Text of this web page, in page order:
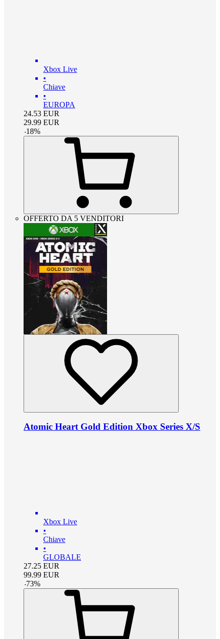
Xbox Live
•
Chiave
•
EUROPA
24.53 EUR
29.99 EUR
-18%
OFFERTO DA 5 VENDITORI
Atomic Heart Gold Edition Xbox Series X/S
Xbox Live
•
Chiave
•
GLOBALE
27.25 EUR
99.99 EUR
-73%